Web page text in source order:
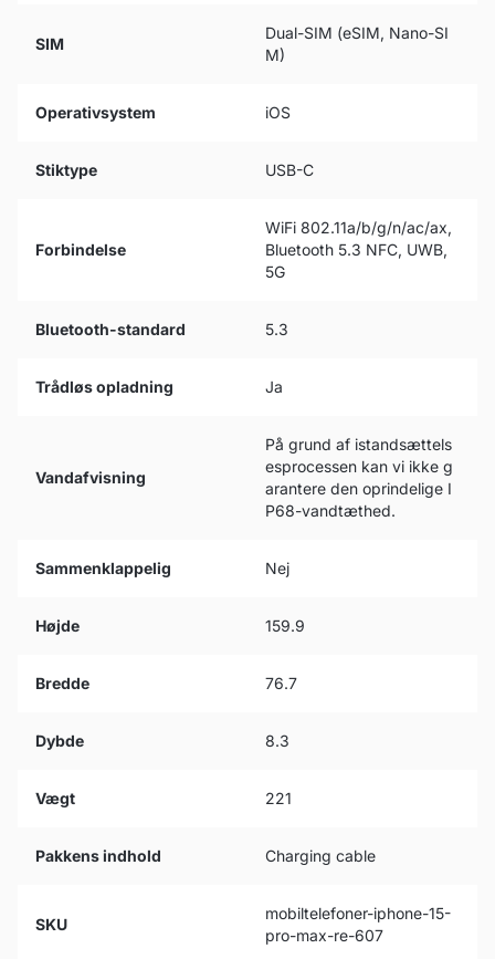
SIM
Dual-SIM (eSIM, Nano-SI
M)
Operativsystem iOS
Stiktype USB-C
Forbindelse
WiFi 802.11a/b/g/n/ac/ax,
Bluetooth 5.3 NFC, UWB,
5G
Bluetooth-standard 5.3
Trådløs opladning Ja
Vandafvisning
På grund af istandsættels
esprocessen kan vi ikke g
arantere den oprindelige I
P68-vandtæthed.
Sammenklappelig Nej
Højde 159.9
Bredde 76.7
Dybde 8.3
Vægt 221
Pakkens indhold Charging cable
SKU
mobiltelefoner-iphone-15-
pro-max-re-607